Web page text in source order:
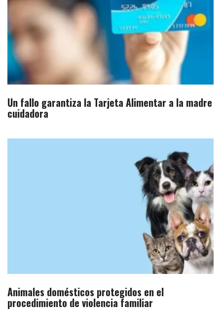
Un fallo garantiza la Tarjeta Alimentar a la madre
cuidadora
Animales domésticos protegidos en el
procedimiento de violencia familiar